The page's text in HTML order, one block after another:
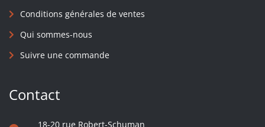
Conditions générales de ventes
Qui sommes-nous
Suivre une commande
Contact
18-20 rue Robert-Schuman